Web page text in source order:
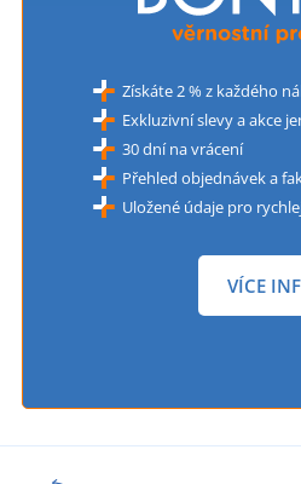
Získáte 2 % z každého
Exkluzivní slevy a akce
30 dní na vrácení
Přehled objednávek a
Uložené údaje pro
VÍCE